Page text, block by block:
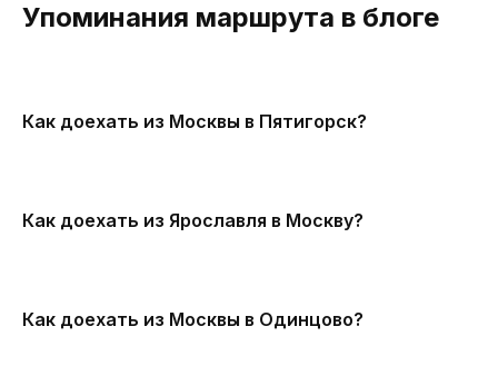
Упоминания маршрута в блоге
Как доехать из Москвы в Пятигорск?
Как доехать из Ярославля в Москву?
Как доехать из Москвы в Одинцово?